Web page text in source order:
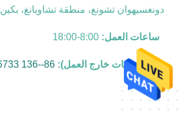
دونغسيهوان تشونغ، منطقة تشاويانغ، بكين
ساعات العمل: 8:00-18:00
تيل (ساعات خارج العمل): 86--136 6733 2386